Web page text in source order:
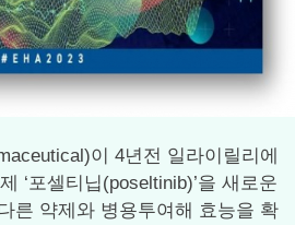
이 4년전 일라이릴리에
‘포셀티닙(poseltinib)’을 새로운
른 약제와 병용투여해 효능을 확